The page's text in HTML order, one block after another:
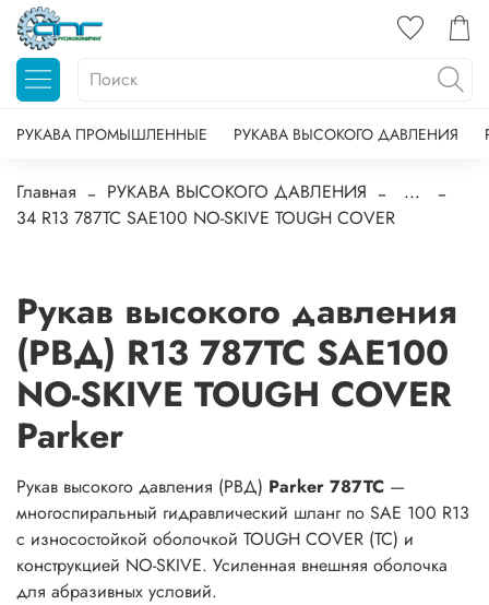
РУКАВА ПРОМЫШЛЕННЫЕ РУКАВА ВЫСОКОГО ДАВЛЕНИЯ
Главная РУКАВА ВЫСОКОГО ДАВЛЕНИЯ
...
34 R13 787TC SAE100 NO-SKIVE TOUGH COVER
Рукав высокого давления
(РВД) R13 787TC SAE100
NO-SKIVE TOUGH COVER
Parker
Рукав высокого давления (РВД) Parker 787TC —
многоспиральный гидравлический шланг по SAE 100 R13
с износостойкой оболочкой TOUGH COVER (TC) и
конструкцией NO-SKIVE. Усиленная внешняя оболочка
для абразивных условий.